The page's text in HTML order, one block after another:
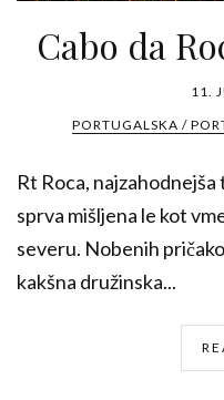
Cabo da
11.
PORTUGALSKA /
Rt Roca,
sprva mišljena le kot
severu. Nobenih
kakšna družinska...